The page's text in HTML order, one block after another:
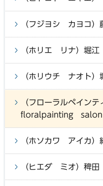
（フジヨシ カヨコ
（ホリエ リナ）堀
（ホリウチ ナオト
（フローラルペイン
floralpainting
（ホソカワ アイカ
（ヒエダ ミオ）稗